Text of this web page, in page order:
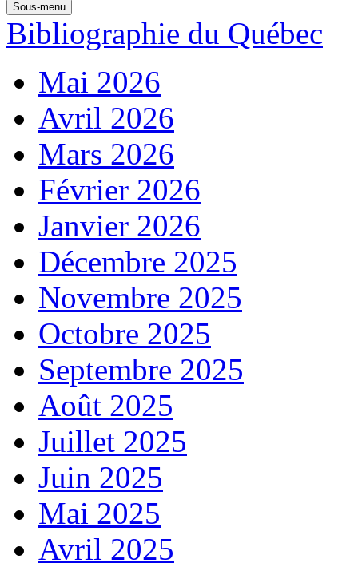
Sous-menu
Bibliographie du Québec
Mai 2026
Avril 2026
Mars 2026
Février 2026
Janvier 2026
Décembre 2025
Novembre 2025
Octobre 2025
Septembre 2025
Août 2025
Juillet 2025
Juin 2025
Mai 2025
Avril 2025